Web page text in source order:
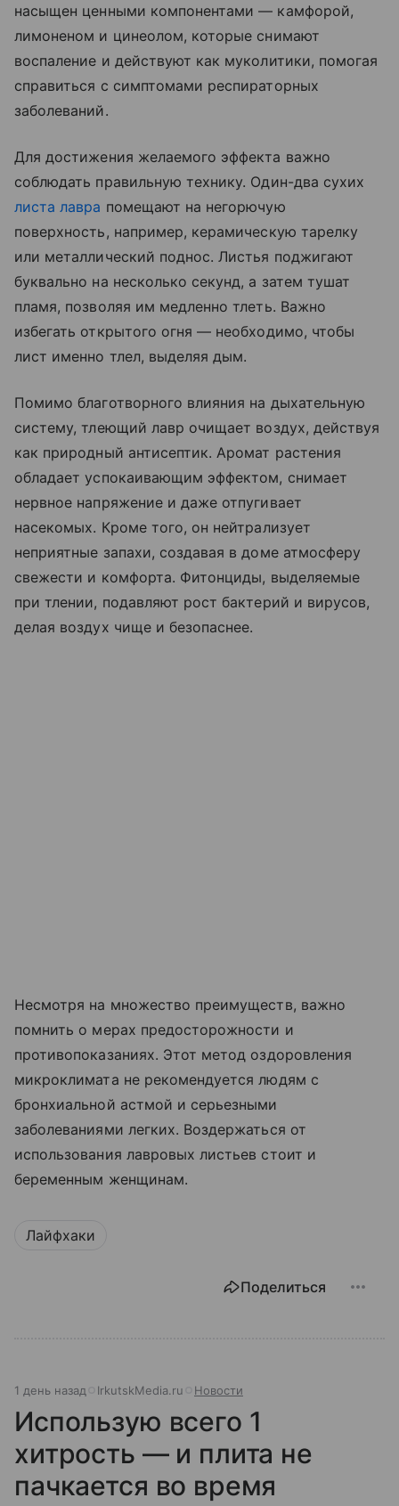
насыщен ценными компонентами — камфорой,
лимоненом и цинеолом, которые снимают
воспаление и действуют как муколитики, помогая
справиться с симптомами респираторных
заболеваний.
Для достижения желаемого эффекта важно
соблюдать правильную технику. Один-два сухих
листа лавра помещают на негорючую
поверхность, например, керамическую тарелку
или металлический поднос. Листья поджигают
буквально на несколько секунд, а затем тушат
пламя, позволяя им медленно тлеть. Важно
избегать открытого огня — необходимо, чтобы
лист именно тлел, выделяя дым.
Помимо благотворного влияния на дыхательную
систему, тлеющий лавр очищает воздух, действуя
как природный антисептик. Аромат растения
обладает успокаивающим эффектом, снимает
нервное напряжение и даже отпугивает
насекомых. Кроме того, он нейтрализует
неприятные запахи, создавая в доме атмосферу
свежести и комфорта. Фитонциды, выделяемые
при тлении, подавляют рост бактерий и вирусов,
делая воздух чище и безопаснее.
Несмотря на множество преимуществ, важно
помнить о мерах предосторожности и
противопоказаниях. Этот метод оздоровления
микроклимата не рекомендуется людям с
бронхиальной астмой и серьезными
заболеваниями легких. Воздержаться от
использования лавровых листьев стоит и
беременным женщинам.
Лайфхаки
Поделиться
1 день назад IrkutskMedia.ru Новости
Использую всего 1
хитрость — и плита не
пачкается во время